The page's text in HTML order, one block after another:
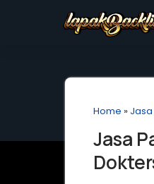
Home »
Jasa